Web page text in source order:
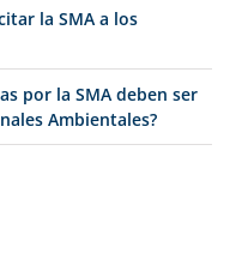
la SMA a los
por la SMA deben ser
Ambientales?